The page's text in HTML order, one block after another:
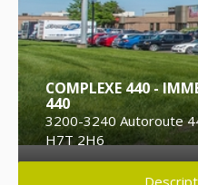
COMPLEXE 440 -
440
3200-3240 Autoroute
H7T 2H6